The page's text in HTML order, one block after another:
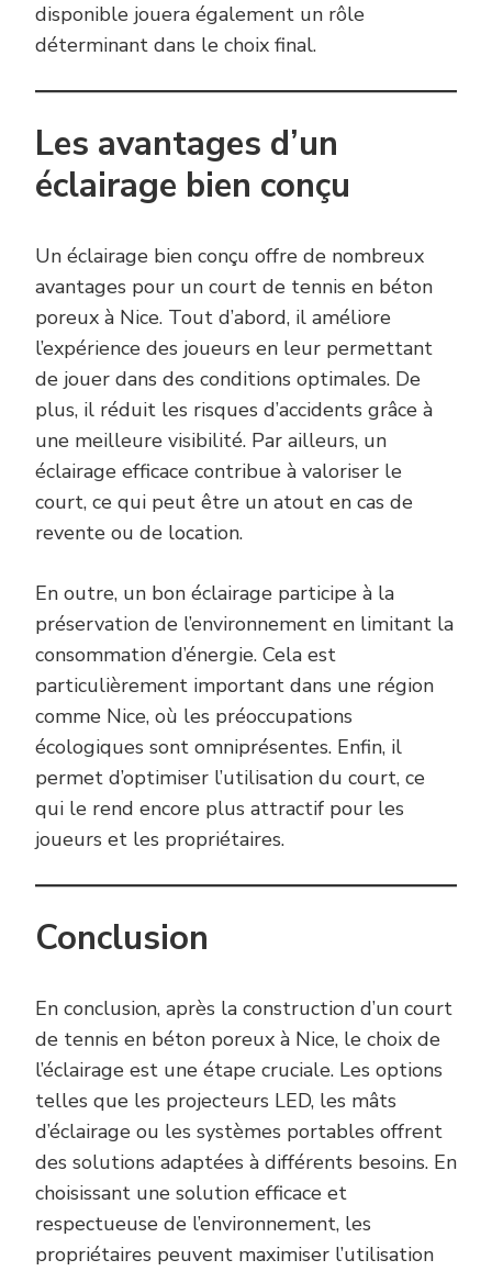
disponible jouera également un rôle
déterminant dans le choix final.
Les avantages d’un
éclairage bien conçu
Un éclairage bien conçu offre de nombreux
avantages pour un court de tennis en béton
poreux à Nice. Tout d’abord, il améliore
l’expérience des joueurs en leur permettant
de jouer dans des conditions optimales. De
plus, il réduit les risques d’accidents grâce à
une meilleure visibilité. Par ailleurs, un
éclairage efficace contribue à valoriser le
court, ce qui peut être un atout en cas de
revente ou de location.
En outre, un bon éclairage participe à la
préservation de l’environnement en limitant la
consommation d’énergie. Cela est
particulièrement important dans une région
comme Nice, où les préoccupations
écologiques sont omniprésentes. Enfin, il
permet d’optimiser l’utilisation du court, ce
qui le rend encore plus attractif pour les
joueurs et les propriétaires.
Conclusion
En conclusion, après la construction d’un court
de tennis en béton poreux à Nice, le choix de
l’éclairage est une étape cruciale. Les options
telles que les projecteurs LED, les mâts
d’éclairage ou les systèmes portables offrent
des solutions adaptées à différents besoins. En
choisissant une solution efficace et
respectueuse de l’environnement, les
propriétaires peuvent maximiser l’utilisation